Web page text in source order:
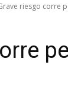
riesgo corre